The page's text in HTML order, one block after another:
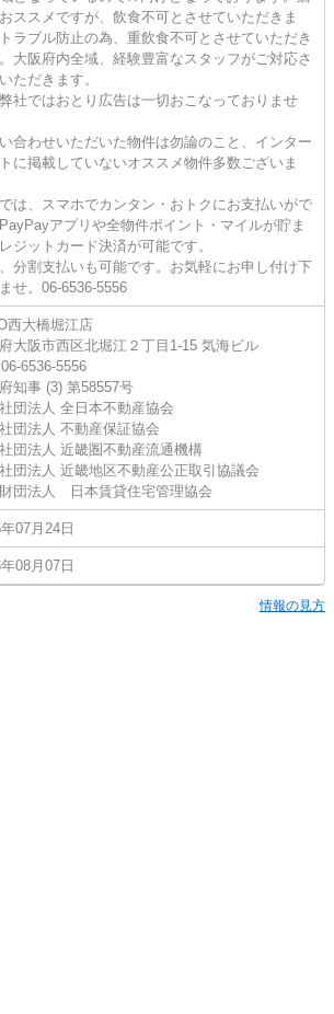
ススメですが、飲食不可とさせていただきま
ラブル防止の為、重飲食不可とさせていただき
大阪府内全域、経験豊富なスタッフがご対応さ
ただきます。
社ではおとり広告は一切おこなっておりませ
合わせいただいた物件は勿論のこと、インター
に掲載していないオススメ物件多数ございま
は、スマホでカンタン・おトクにお支払いがで
アプリや全物件ポイント・マイルが貯ま
ジットカード決済が可能です。
分割支払いも可能です。お気軽にお申し付け下
せ。06-6536-5556
西大橋堀江店
大阪市西区北堀江２丁目1-15 気海ビル
6536-5556
知事 (3) 第58557号
団法人 全日本不動産協会
団法人 不動産保証協会
団法人 近畿圏不動産流通機構
団法人 近畿地区不動産公正取引協議会
団法人 日本賃貸住宅管理協会
07月24日
08月07日
情報の見方